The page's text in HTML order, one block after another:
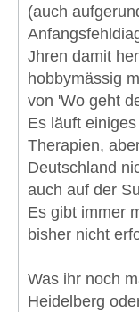
(auch
Jhren damit
hobbymässig
von 'Wo geht
Es läuft
Therapien,
Deutschland
auch auf der
Es gibt immer
bisher nicht
Was ihr noch
Heidelberg